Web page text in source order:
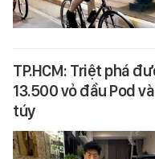
TP.HCM: Triệt phá
13.500 vỏ đầu Pod
túy